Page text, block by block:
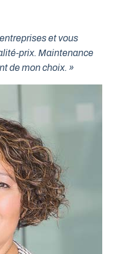
et vous
prix. Maintenance
de mon choix. »